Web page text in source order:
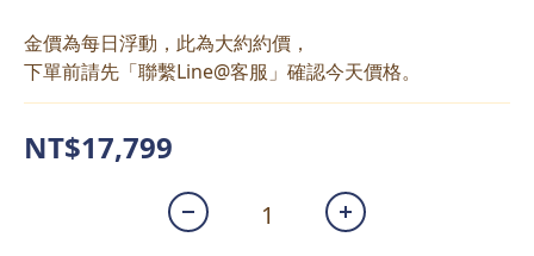
金價為每日浮動，此為大約約價，
下單前請先「聯繫Line@客服」確認今天價格。
NT$17,799